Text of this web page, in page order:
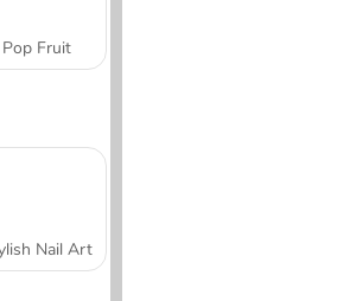
Pop Fruit
Nail Art